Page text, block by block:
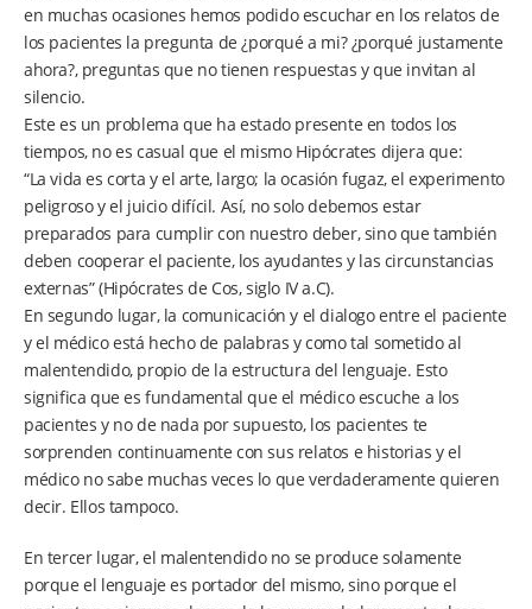
en muchas ocasiones hemos podido escuchar en los relatos de
los pacientes la pregunta de ¿porqué a mi? ¿porqué justamente
ahora?, preguntas que no tienen respuestas y que invitan al
silencio.
Este es un problema que ha estado presente en todos los
tiempos, no es casual que el mismo Hipócrates dijera que:
“La vida es corta y el arte, largo; la ocasión fugaz, el experimento
peligroso y el juicio difícil. Así, no solo debemos estar
preparados para cumplir con nuestro deber, sino que también
deben cooperar el paciente, los ayudantes y las circunstancias
externas” (Hipócrates de Cos, siglo IV a.C).
En segundo lugar, la comunicación y el dialogo entre el paciente
y el médico está hecho de palabras y como tal sometido al
malentendido, propio de la estructura del lenguaje. Esto
significa que es fundamental que el médico escuche a los
pacientes y no de nada por supuesto, los pacientes te
sorprenden continuamente con sus relatos e historias y el
médico no sabe muchas veces lo que verdaderamente quieren
decir. Ellos tampoco.
En tercer lugar, el malentendido no se produce solamente
porque el lenguaje es portador del mismo, sino porque el